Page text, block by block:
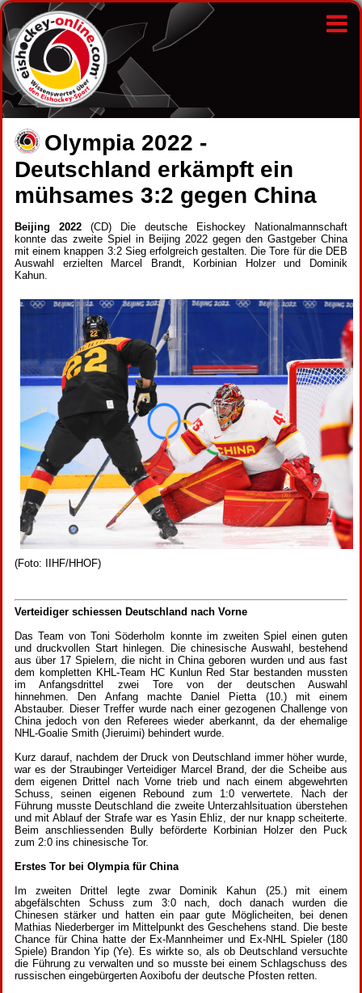
Olympia 2022 -
Deutschland erkämpft ein
mühsames 3:2 gegen China
Beijing 2022 (CD) Die deutsche Eishockey Nationalmannschaft
konnte das zweite Spiel in Beijing 2022 gegen den Gastgeber China
mit einem knappen 3:2 Sieg erfolgreich gestalten. Die Tore für die DEB
Auswahl erzielten Marcel Brandt, Korbinian Holzer und Dominik
Kahun.
(Foto: IIHF/HHOF)
Verteidiger schiessen Deutschland nach Vorne
Das Team von Toni Söderholm konnte im zweiten Spiel einen guten
und druckvollen Start hinlegen. Die chinesische Auswahl, bestehend
aus über 17 Spielern, die nicht in China geboren wurden und aus fast
dem kompletten KHL-Team HC Kunlun Red Star bestanden mussten
im Anfangsdrittel zwei Tore von der deutschen Auswahl
hinnehmen. Den Anfang machte Daniel Pietta (10.) mit einem
Abstauber. Dieser Treffer wurde nach einer gezogenen Challenge von
China jedoch von den Referees wieder aberkannt, da der ehemalige
NHL-Goalie Smith (Jieruimi) behindert wurde.
Kurz darauf, nachdem der Druck von Deutschland immer höher wurde,
war es der Straubinger Verteidiger Marcel Brand, der die Scheibe aus
dem eigenen Drittel nach Vorne trieb und nach einem abgewehrten
Schuss, seinen eigenen Rebound zum 1:0 verwertete. Nach der
Führung musste Deutschland die zweite Unterzahlsituation überstehen
und mit Ablauf der Strafe war es Yasin Ehliz, der nur knapp scheiterte.
Beim anschliessenden Bully beförderte Korbinian Holzer den Puck
zum 2:0 ins chinesische Tor.
Erstes Tor bei Olympia für China
Im zweiten Drittel legte zwar Dominik Kahun (25.) mit einem
abgefälschten Schuss zum 3:0 nach, doch danach wurden die
Chinesen stärker und hatten ein paar gute Möglicheiten, bei denen
Mathias Niederberger im Mittelpunkt des Geschehens stand. Die beste
Chance für China hatte der Ex-Mannheimer und Ex-NHL Spieler (180
Spiele) Brandon Yip (Ye). Es wirkte so, als ob Deutschland versuchte
die Führung zu verwalten und so musste bei einem Schlagschuss des
russischen eingebürgerten Aoxibofu der deutsche Pfosten retten.